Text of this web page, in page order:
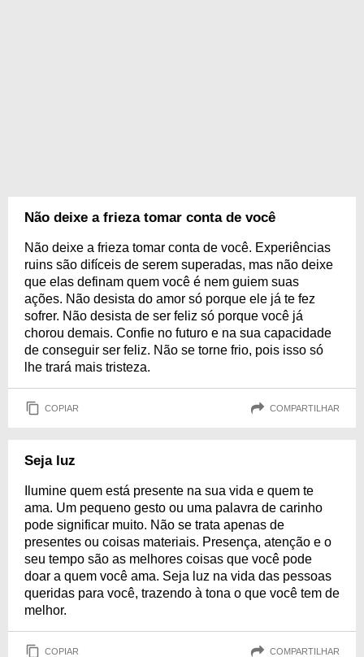
Não deixe a frieza tomar conta de você
Não deixe a frieza tomar conta de você. Experiências
ruins são difíceis de serem superadas, mas não deixe
que elas definam quem você é nem guiem suas
ações. Não desista do amor só porque ele já te fez
sofrer. Não desista de ser feliz só porque você já
chorou demais. Confie no futuro e na sua capacidade
de conseguir ser feliz. Não se torne frio, pois isso só
lhe trará mais tristeza.
COPIAR COMPARTILHAR
Seja luz
Ilumine quem está presente na sua vida e quem te
ama. Um pequeno gesto ou uma palavra de carinho
pode significar muito. Não se trata apenas de
presentes ou coisas materiais. Presença, atenção e o
seu tempo são as melhores coisas que você pode
doar a quem você ama. Seja luz na vida das pessoas
queridas para você, trazendo à tona o que você tem de
melhor.
COPIAR COMPARTILHAR